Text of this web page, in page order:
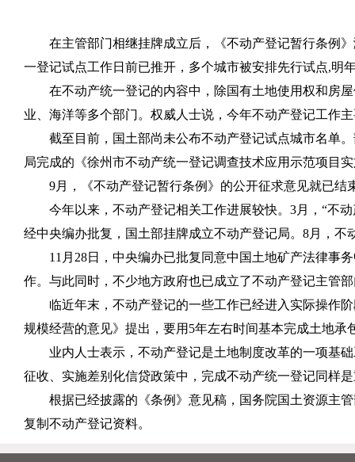
在主管部门相继挂牌成立后，《不动产登记暂行条例
一登记试点工作日前已推开，多个城市被安排先行试点,明
在不动产统一登记的内容中，除国有土地使用权和房
业、海洋等多个部门。权威人士说，今年不动产登记工作
截至目前，国土部尚未公布不动产登记试点城市名单
局完成的《徐州市不动产统一登记调查技术应用示范项目
9月，《不动产登记暂行条例》的公开征求意见就已结
今年以来，不动产登记相关工作进展较快。 3月，“不
经中央编办批复，国土部挂牌成立不动产登记局。 8月，不
11 月 28日，中央编办已批复同意中国土地矿产法律事
作。与此同时，不少地方政府也已成立了不动产登记主管
临近年末，不动产登记的一些工作已经进入实际操作
规模经营的意见》提出，要用 5年左右时间基本完成土地承
业内人士表示，不动产登记是土地制度改革的一项基
征收、实施差别化信贷政策中，完成不动产统一登记同样
根据已经披露的《条例》意见稿，国务院国土资源主
复制不动产登记资料。